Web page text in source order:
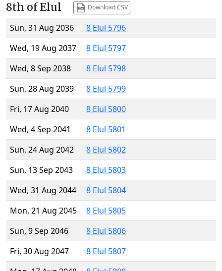
8th of Elul Download CSV
Sun, 31 Aug 2036
8 Elul 5796
Wed, 19 Aug 2037
8 Elul 5797
Wed, 8 Sep 2038
8 Elul 5798
Sun, 28 Aug 2039
8 Elul 5799
Fri, 17 Aug 2040
8 Elul 5800
Wed, 4 Sep 2041
8 Elul 5801
Sun, 24 Aug 2042
8 Elul 5802
Sun, 13 Sep 2043
8 Elul 5803
Wed, 31 Aug 2044
8 Elul 5804
Mon, 21 Aug 2045
8 Elul 5805
Sun, 9 Sep 2046
8 Elul 5806
Fri, 30 Aug 2047
8 Elul 5807